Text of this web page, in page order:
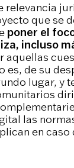
relevancia
que se
poner el
incluso
aquellas
es, de su
lugar, y
las
en